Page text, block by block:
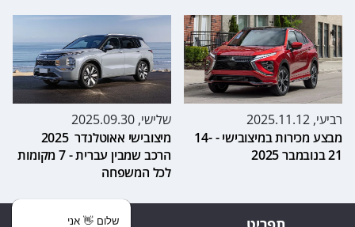
רביעי, 2025.11.12
מבצע מכירות במיצובישי - 14-
21 בנובמבר 2025
שלישי, 2025.09.30
מיצובישי אאוטלנדר 2025
הרכב שמבין עברית - 7 מקומות
לכל המשפחה
שלום 👋 אני